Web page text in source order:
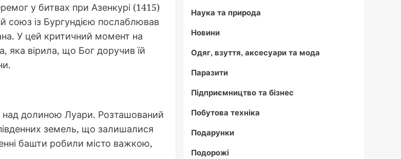
у битвах при Азенкурі (1415)
союз із Бургундією послаблював
У цей критичний момент на
яка вірила, що Бог доручив їй
долиною Луари. Розташований
земель, що залишалися
башти робили місто важкою,
Наука та природа
Новини
Одяг, взуття, аксесуари та мода
Паразити
Підприємництво та бізнес
Побутова техніка
Подарунки
Подорожі